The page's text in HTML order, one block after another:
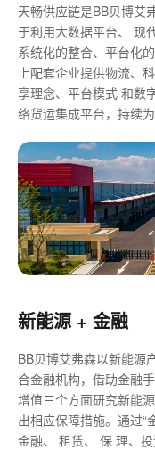
天畅供应链是BB贝博艾
于利用大数据平台、 现
系统化的整合、平台化
上配套企业提供物流、
享理念、平台模式 和数
络货运集成平台，持续为
新能源 + 金融
BB贝博艾弗森以新能源
合金融机构，借助金融
增值三个方面研究新能
出相应保障措施。通过“
金融、 租赁、 保 理、